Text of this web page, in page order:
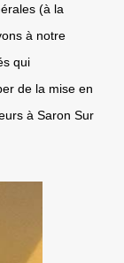
(à la
à notre
qui
de la mise en
à Saron Sur